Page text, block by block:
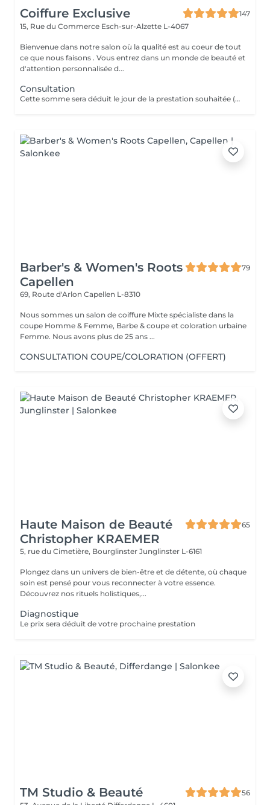
Coiffure Exclusive
147
15, Rue du Commerce Esch-sur-Alzette L-4067
Bienvenue dans notre salon où la qualité est au coeur de tout
ce que nous faisons . Vous entrez dans un monde de beauté et
d'attention personnalisée d...
Consultation
Cette somme sera déduit le jour de la prestation souhaitée ( a valoir dans les 3 mois qui suivent la consultations)
Barber's & Women's Roots
Capellen
79
69, Route d'Arlon Capellen L-8310
Nous sommes un salon de coiffure Mixte spécialiste dans la
coupe Homme & Femme, Barbe & coupe et coloration urbaine
Femme. Nous avons plus de 25 ans ...
CONSULTATION COUPE/COLORATION (OFFERT)
Haute Maison de Beauté
Christopher KRAEMER
65
5, rue du Cimetière, Bourglinster Junglinster L-6161
Plongez dans un univers de bien-être et de détente, où chaque
soin est pensé pour vous reconnecter à votre essence.
Découvrez nos rituels holistiques,...
Diagnostique
Le prix sera déduit de votre prochaine prestation
TM Studio & Beauté
56